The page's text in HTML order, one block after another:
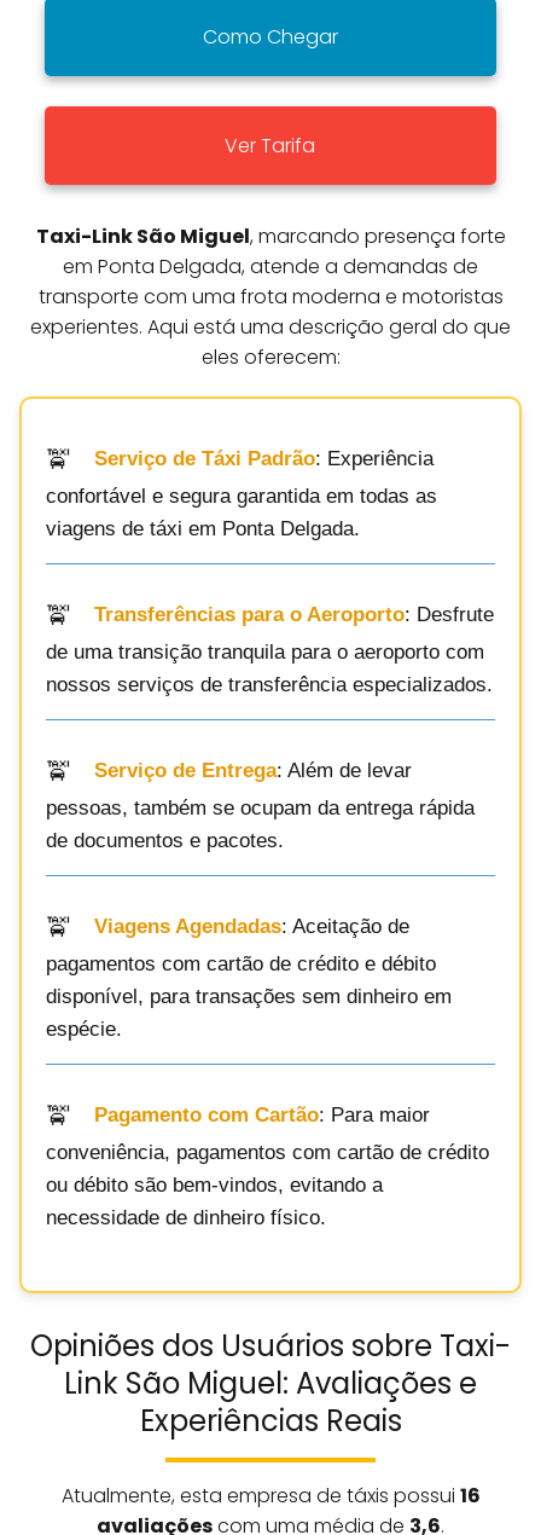
Como Chegar
Ver Tarifa
Taxi-Link São Miguel, marcando presença forte
em Ponta Delgada, atende a demandas de
transporte com uma frota moderna e motoristas
experientes. Aqui está uma descrição geral do que
eles oferecem:
Serviço de Táxi Padrão: Experiência
confortável e segura garantida em todas as
viagens de táxi em Ponta Delgada.
Transferências para o Aeroporto: Desfrute
de uma transição tranquila para o aeroporto com
nossos serviços de transferência especializados.
Serviço de Entrega: Além de levar
pessoas, também se ocupam da entrega rápida
de documentos e pacotes.
Viagens Agendadas: Aceitação de
pagamentos com cartão de crédito e débito
disponível, para transações sem dinheiro em
espécie.
Pagamento com Cartão: Para maior
conveniência, pagamentos com cartão de crédito
ou débito são bem-vindos, evitando a
necessidade de dinheiro físico.
Opiniões dos Usuários sobre Taxi-
Link São Miguel: Avaliações e
Experiências Reais
Atualmente, esta empresa de táxis possui 16
avaliaçõescom uma média de 3,6.